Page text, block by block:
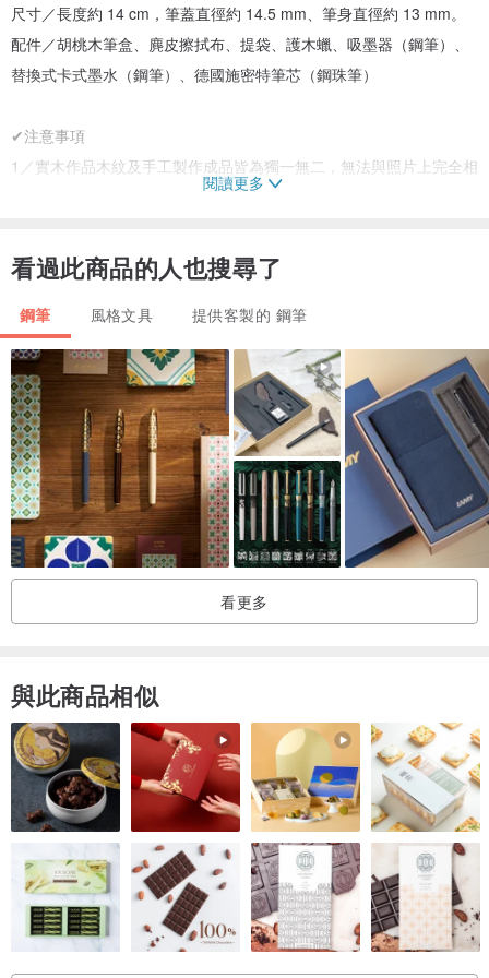
尺寸／長度約 14 cm，筆蓋直徑約 14.5 mm、筆身直徑約 13 mm。
配件／胡桃木筆盒、麂皮擦拭布、提袋、護木蠟、吸墨器（鋼筆）、
替換式卡式墨水（鋼筆）、德國施密特筆芯（鋼珠筆）
✔注意事項
1／實木作品木紋及手工製作成品皆為獨一無二，無法與照片上完全相
燥。
3／鋼筆墨水與鋼珠筆筆芯可在市面上購買補充。
4／有加購雷射雕刻服務的客人，麻煩在訂單備註中填寫雕刻內容！我
們會盡快傳給您字型預覽，請留意您的Pinkoi信箱喔。
閱讀更多
看過此商品的人也搜尋了
鋼筆 風格文具 提供客製的 鋼筆
看更多
與此商品相似